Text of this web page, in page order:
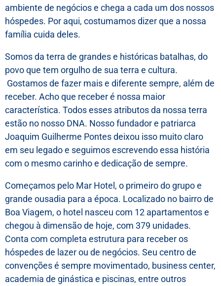
ambiente de negócios e chega a cada um dos nossos
hóspedes. Por aqui, costumamos dizer que a nossa
família cuida deles.
Somos da terra de grandes e históricas batalhas, do
povo que tem orgulho de sua terra e cultura.
Gostamos de fazer mais e diferente sempre, além de
receber. Acho que receber é nossa maior
característica. Todos esses atributos da nossa terra
estão no nosso DNA. Nosso fundador e patriarca
Joaquim Guilherme Pontes deixou isso muito claro
em seu legado e seguimos escrevendo essa história
com o mesmo carinho e dedicação de sempre.
Começamos pelo Mar Hotel, o primeiro do grupo e
grande ousadia para a época. Localizado no bairro de
Boa Viagem, o hotel nasceu com 12 apartamentos e
chegou à dimensão de hoje, com 379 unidades.
Conta com completa estrutura para receber os
hóspedes de lazer ou de negócios. Seu centro de
convenções é sempre movimentado, business center,
academia de ginástica e piscinas, entre outros